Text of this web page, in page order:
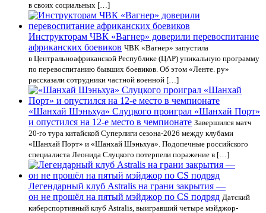
в своих социальных […]
Инструкторам ЧВК «Вагнер» доверили перевоспитание
африканских боевиков ЧВК «Вагнер» запустила
в Центральноафриканской Республике (ЦАР) уникальную программу
по перевоспитанию бывших боевиков. Об этом «Ленте. ру»
рассказали сотрудники частной военной […]
«Шанхай Шэньхуа» Слуцкого проиграл «Шанхай Порт»
и опустился на 12-е место в чемпионате Завершился матч
20-го тура китайской Суперлиги сезона-2026 между клубами
«Шанхай Порт» и «Шанхай Шэньхуа». Подопечные российского
специалиста Леонида Слуцкого потерпели поражение в […]
Легендарный клуб Astralis на грани закрытия —
он не прошёл на пятый мэйджор по CS подряд Датский
киберспортивный клуб Astralis, выигравший четыре мэйджор-